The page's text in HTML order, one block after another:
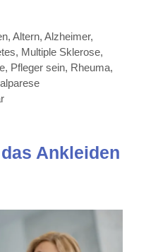
,Altern,Alzheimer,
, Multiple Sklerose,
, Pfleger sein, Rheuma,
Ankleiden